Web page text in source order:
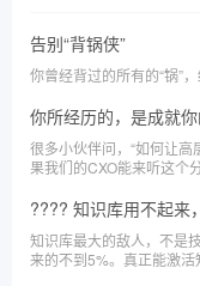
告别“背锅侠”
你曾经背过的所有的“锅”
你所经历的，是成就
很多小伙伴问，“如何让高
果我们的CXO能来听这个
???? 知识库用不起来
知识库最大的敌人，不是
来的不到5%。真正能激活